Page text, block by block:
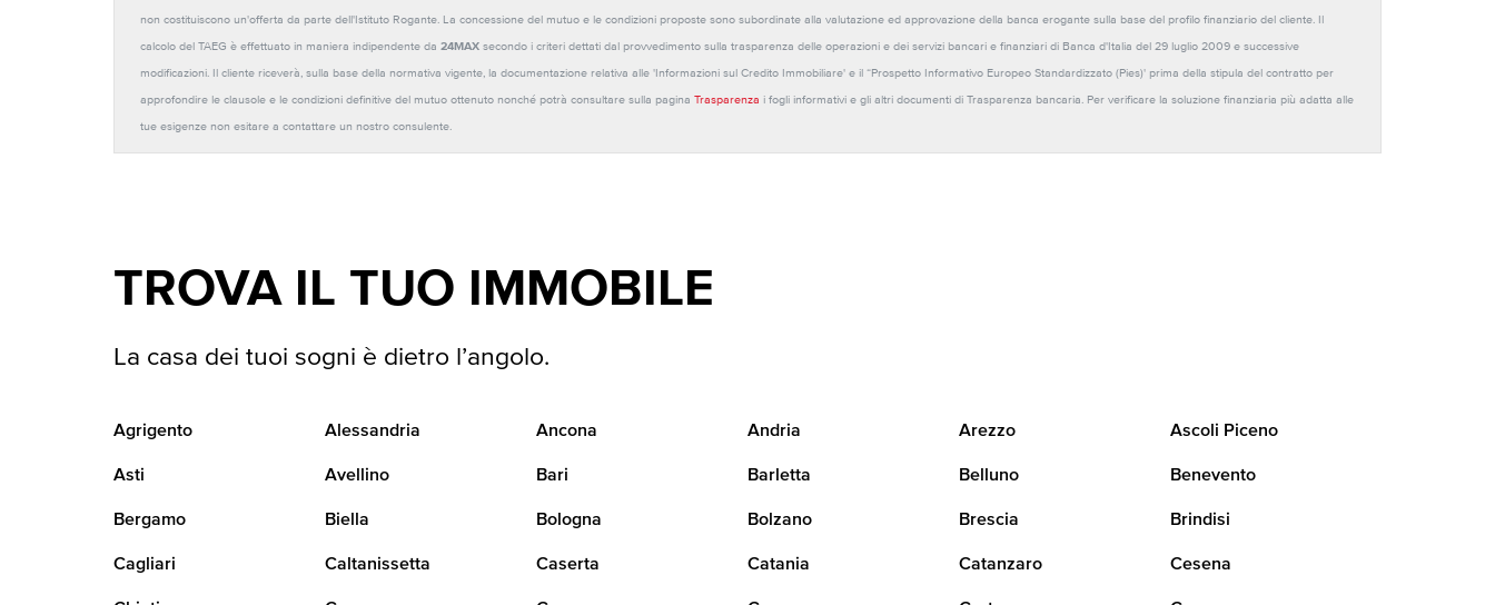
non costituiscono un'offerta da parte dell'Istituto Rogante. La concessione del mutuo e le condizioni proposte sono subordinate alla valutazione ed approvazione della banca erogante sulla base del profilo finanziario del cliente. Il
calcolo del TAEG è effettuato in maniera indipendente da 24MAXsecondo i criteri dettati dal provvedimento sulla trasparenza delle operazioni e dei servizi bancari e finanziari di Banca d'Italia del 29 luglio 2009 e successive
modificazioni. Il cliente riceverà, sulla base della normativa vigente, la documentazione relativa alle 'Informazioni sul Credito Immobiliare' e il “Prospetto Informativo Europeo Standardizzato (Pies)' prima della stipula del contratto per
approfondire le clausole e le condizioni definitive del mutuo ottenuto nonché potrà consultare sulla pagina Trasparenza i fogli informativi e gli altri documenti di Trasparenza bancaria. Per verificare la soluzione finanziaria più adatta alle
tue esigenze non esitare a contattare un nostro consulente.
TROVA IL TUO IMMOBILE
La casa dei tuoi sogni è dietro l’angolo.
Agrigento Alessandria Ancona Andria Arezzo Ascoli Piceno
Asti Avellino Bari Barletta Belluno Benevento
Bergamo Biella Bologna Bolzano Brescia Brindisi
Cagliari Caltanissetta Caserta Catania Catanzaro Cesena